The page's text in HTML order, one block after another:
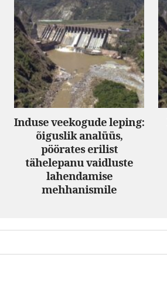
Induse veekogude leping:
õiguslik analüüs,
pöörates erilist
tähelepanu vaidluste
lahendamise
mehhanismile